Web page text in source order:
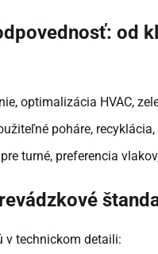
od
optimalizácia HVAC,
poháre,
turné, preferencia
v technickom detaili: